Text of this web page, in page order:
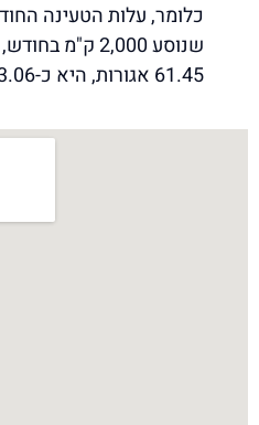
כלומר, עלות הטעינה
שנוסע 2,000
61.45 אגורות, היא כ-223.06 ש"ח.